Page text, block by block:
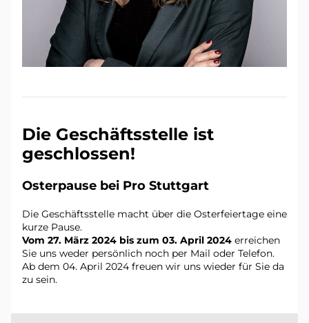
Die Geschäftsstelle ist
geschlossen!
Osterpause bei Pro Stuttgart
Die Geschäftsstelle macht über die Osterfeiertage eine
kurze Pause.
Vom 27. März 2024 bis zum 03. April 2024 erreichen
Sie uns weder persönlich noch per Mail oder Telefon.
Ab dem 04. April 2024 freuen wir uns wieder für Sie da
zu sein.